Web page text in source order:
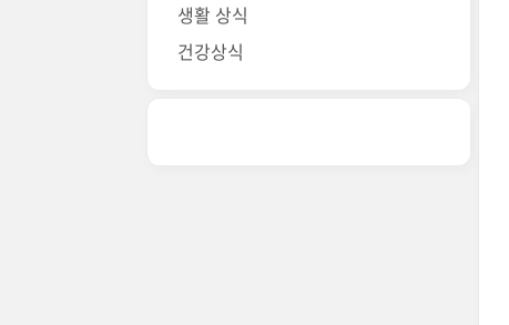
생활 상식
건강상식